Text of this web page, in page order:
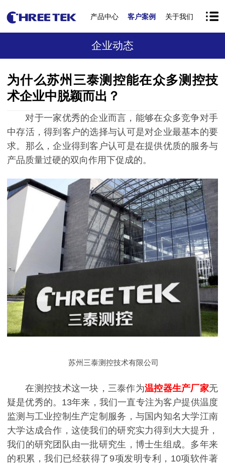
产品中心 客户案例 关于我们
企业动态
为什么苏州三泰测控能在众多测控技
术企业中脱颖而出？
对于一家优秀的企业而言，能够在众多竞争对手
中存活，得到客户的选择与认可是对企业最基本的要
求。那么，企业得到客户认可是在提供优质的服务与
产品质量过硬的双向作用下促成的。
苏州三泰测控技术有限公司
在测控技术这一块，三泰作为温控器生产厂家无
疑是优秀的。13年来，我们一直专注为客户提供温度
监测与工业控制生产定制服务，与国内知名大学江南
大学达成合作，这使我们的研究实力得到大大提升，
我们的研究团队由一批研究生，博士生组成。多年来
的积累，我们已经获得了9项发明专利，10项软件著